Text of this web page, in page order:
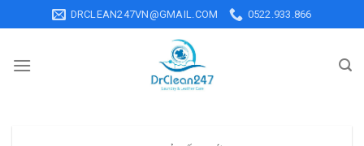
to
DRCLEAN247VN@GMAIL.COM 0522.933.866